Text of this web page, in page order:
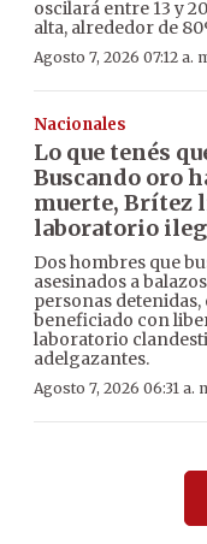
oscilará entre 13 y
alta, alrededor de
Agosto 7, 2026 07:12 a.
Nacionales
Lo que tenés
Buscando oro
muerte, Brítez
laboratorio
Dos hombres que
asesinados a
personas
beneficiado con
laboratorio
adelgazantes.
Agosto 7, 2026 06:31 a.